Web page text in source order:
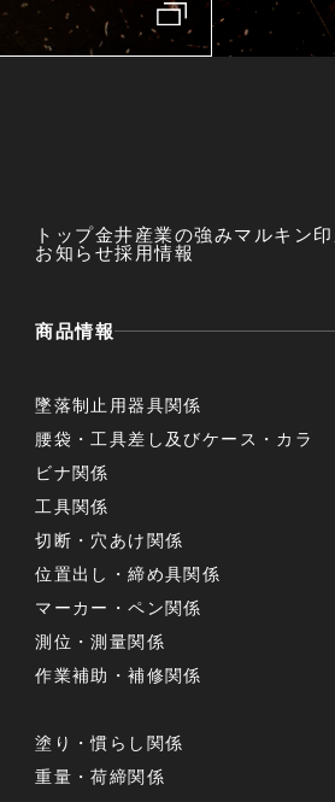
トップ金井産業の強みマルキン印
お知らせ採用情報
商品情報
墜落制止用器具関係
腰袋・工具差し及びケース・カラ
ビナ関係
工具関係
切断・穴あけ関係
位置出し・締め具関係
マーカー・ペン関係
測位・測量関係
作業補助・補修関係
塗り・慣らし関係
重量・荷締関係